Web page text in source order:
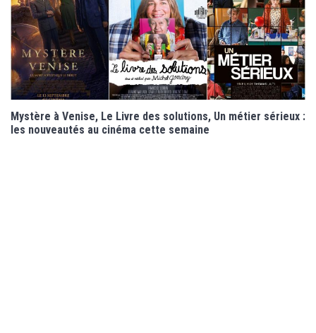
Mystère à Venise, Le Livre des solutions, Un métier sérieux :
les nouveautés au cinéma cette semaine